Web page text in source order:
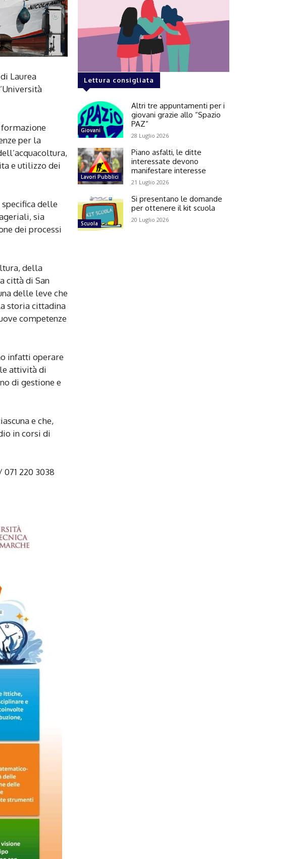
Laurea
per la
e utilizzo dei
specifica delle
sia
dei processi
della
città di San
delle leve che
storia cittadina
competenze
infatti operare
attività di
di gestione e
e che,
in corsi di
220 3038
Lettura consigliata
Giovani
Altri tre appuntamenti per i
giovani grazie allo “Spazio
PAZ”
28 Luglio 2026
Lavori Pubblici
Piano asfalti, le ditte
interessate devono
manifestare interesse
21 Luglio 2026
Scuola
Si presentano le domande
per ottenere il kit scuola
20 Luglio 2026